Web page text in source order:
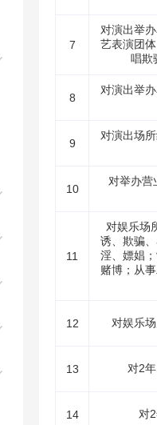
7
对演出举
艺表演团
唱欺
8
对演出举
9
对演出场
10
对举办营
11
对娱乐场
诱、欺骗
淫、嫖娼
赌博；从
12 对娱乐
13 对2
14 对